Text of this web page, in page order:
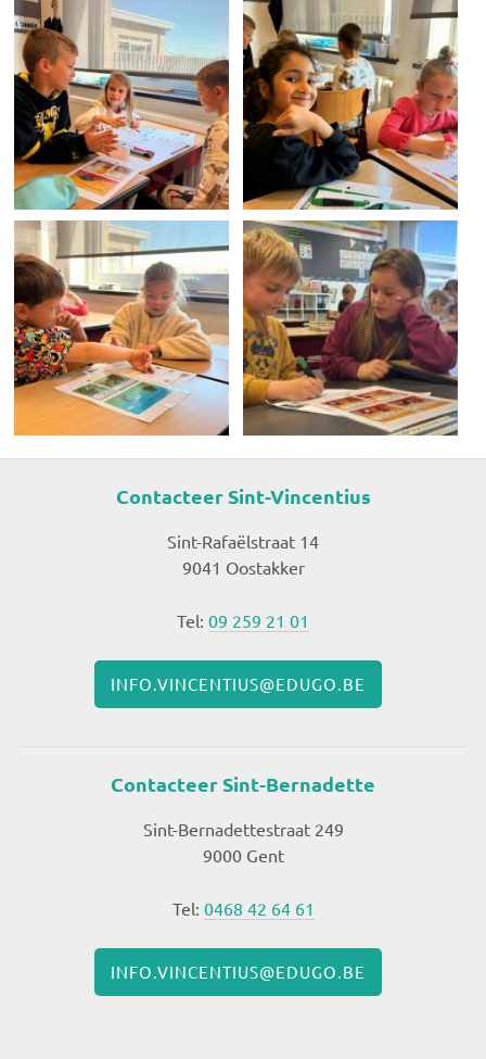
Contacteer Sint-Vincentius
Sint-Rafaëlstraat 14
9041 Oostakker
Tel: 09 259 21 01
INFO.VINCENTIUS@EDUGO.BE
Contacteer Sint-Bernadette
Sint-Bernadettestraat 249
9000 Gent
Tel: 0468 42 64 61
INFO.VINCENTIUS@EDUGO.BE